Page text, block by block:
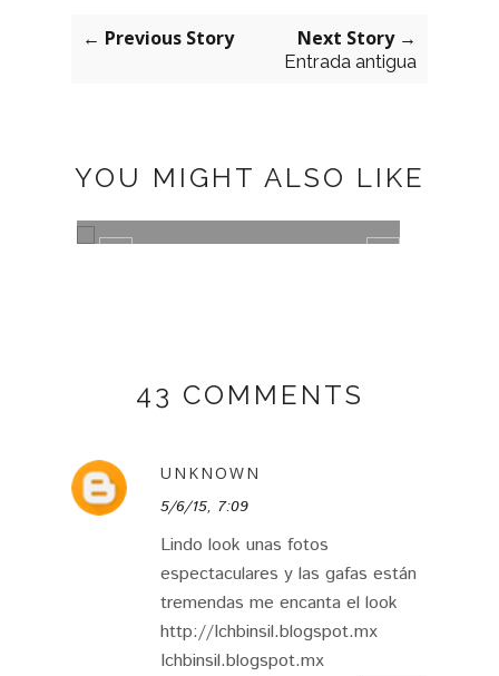
← Previous Story Next Story →
Entrada antigua
YOU MIGHT ALSO LIKE
43 COMMENTS
UNKNOWN
5/6/15, 7:09
Lindo look unas fotos
espectaculares y las gafas están
tremendas me encanta el look
http://Ichbinsil.blogspot.mx
Ichbinsil.blogspot.mx